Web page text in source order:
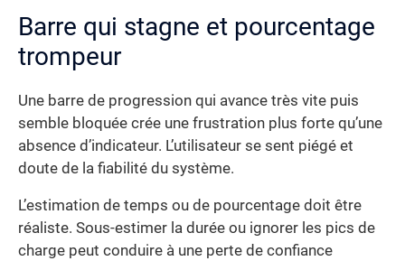
Barre qui stagne et pourcentage
trompeur
Une barre de progression qui avance très vite puis
semble bloquée crée une frustration plus forte qu’une
absence d’indicateur. L’utilisateur se sent piégé et
doute de la fiabilité du système.
L’estimation de temps ou de pourcentage doit être
réaliste. Sous-estimer la durée ou ignorer les pics de
charge peut conduire à une perte de confiance